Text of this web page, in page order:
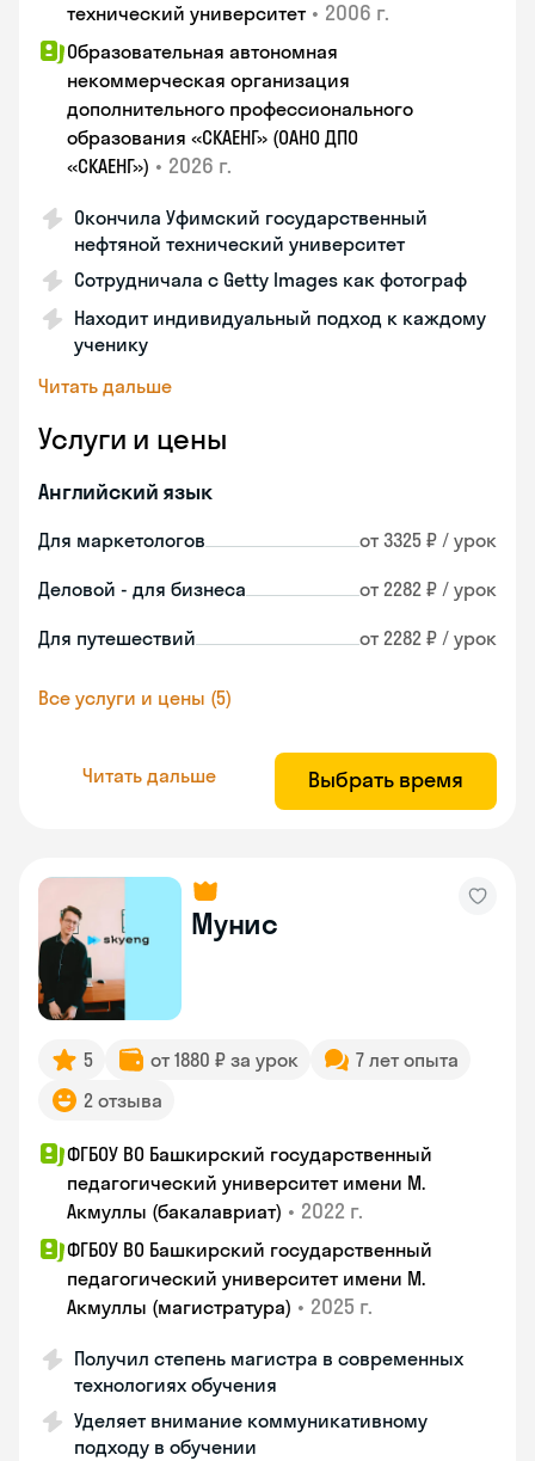
технический университет • 2006 г.
Образовательная автономная
некоммерческая организация
дополнительного профессионального
образования «СКАЕНГ» (ОАНО ДПО
«СКАЕНГ») • 2026 г.
Окончила Уфимский государственный
нефтяной технический университет
Сотрудничала с Getty Images как фотограф
Находит индивидуальный подход к каждому
ученику
Читать дальше
Услуги и цены
Английский язык
Для маркетологов от 3325 ₽ / урок
Деловой - для бизнеса от 2282 ₽ / урок
Для путешествий от 2282 ₽ / урок
Все услуги и цены (5)
Читать дальше Выбрать время
Мунис
5 от 1880 ₽ за урок
7 лет опыта
2 отзыва
ФГБОУ ВО Башкирский государственный
педагогический университет имени М.
Акмуллы (бакалавриат) • 2022 г.
ФГБОУ ВО Башкирский государственный
педагогический университет имени М.
Акмуллы (магистратура) • 2025 г.
Получил степень магистра в современных
технологиях обучения
Уделяет внимание коммуникативному
подходу в обучении